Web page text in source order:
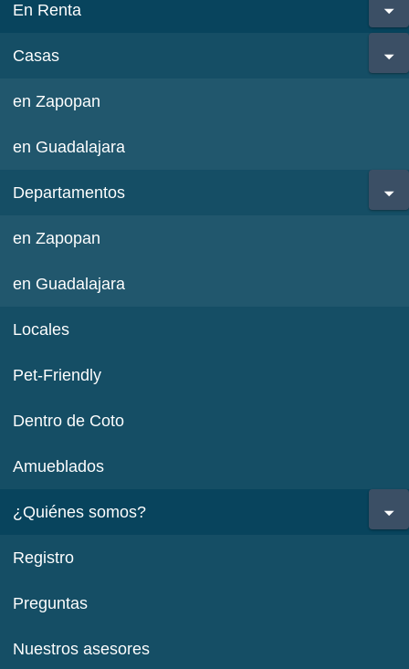
En Renta
Casas
en Zapopan
en Guadalajara
Departamentos
en Zapopan
en Guadalajara
Locales
Pet-Friendly
Dentro de Coto
Amueblados
¿Quiénes somos?
Registro
Preguntas
Nuestros asesores